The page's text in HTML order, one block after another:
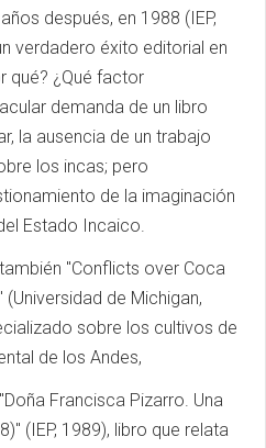
después, en 1988 (IEP,
verdadero éxito editorial en
qué? ¿Qué factor
demanda de un libro
la ausencia de un trabajo
los incas; pero
de la imaginación
Estado Incaico.
"Conflicts over Coca
(Universidad de Michigan,
sobre los cultivos de
de los Andes,
Francisca Pizarro. Una
(IEP, 1989), libro que relata